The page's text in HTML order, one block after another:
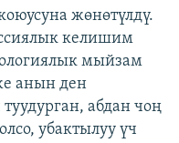
жөнөтүлдү.
келишим
мыйзам
анын ден
абдан чоң
убактылуу үч